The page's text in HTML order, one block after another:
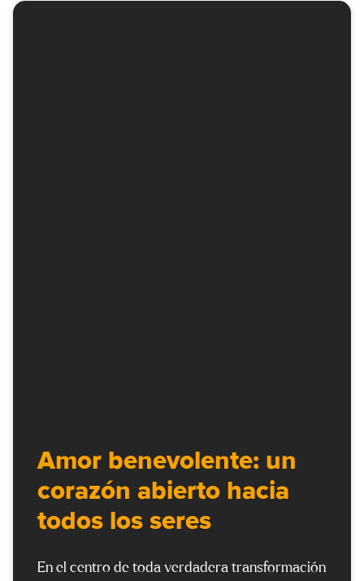
Amor benevolente: un
corazón abierto hacia
todos los seres
En el centro de toda verdadera transformación